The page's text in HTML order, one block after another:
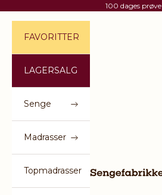
100 dages prøve
Sengefabrikken
FAVORITTER
LAGERSALG
Senge
Madrasser
Topmadrasser